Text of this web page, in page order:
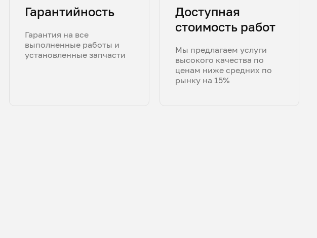
Гарантийность
Гарантия на все
выполненные работы и
установленные запчасти
Доступная
стоимость работ
Мы предлагаем услуги
высокого качества по
ценам ниже средних по
рынку на 15%